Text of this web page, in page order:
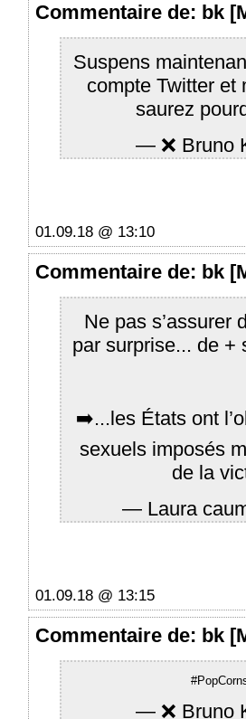
Commentaire de: bk
Suspens
compte Twitter et
saurez
— ❌ Bruno
01.09.18 @ 13:10
Commentaire de: bk
Ne pas s’assurer
par surprise... de +
➡️...les États ont
sexuels imposés
de la
— Laura
01.09.18 @ 13:15
Commentaire de: bk
— ❌ Bruno